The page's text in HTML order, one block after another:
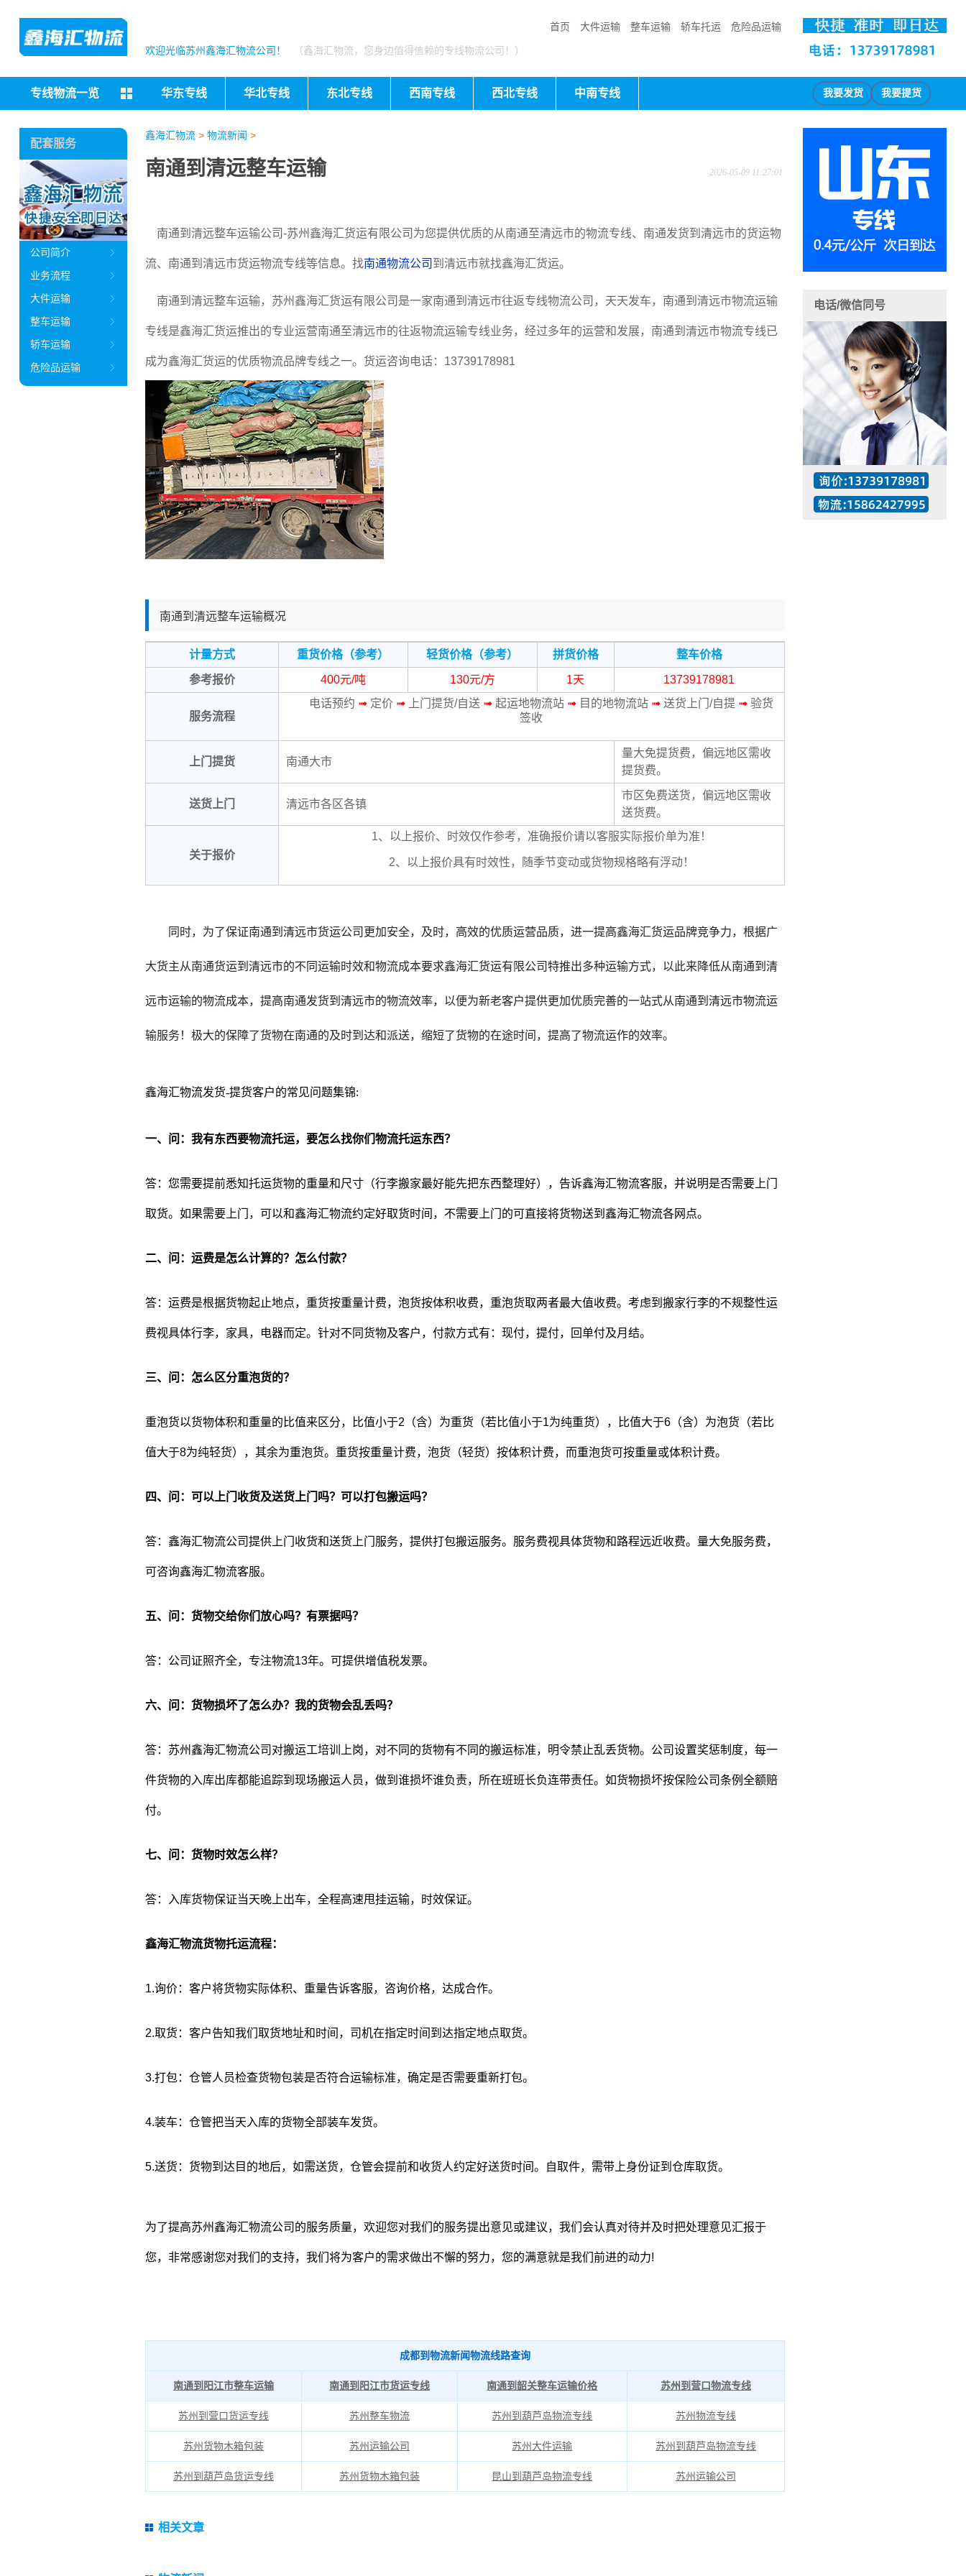
首页 大件运输 整车运输 轿车托运 危险品运输
欢迎光临苏州鑫海汇物流公司！ （鑫海汇物流，您身边值得信赖的专线物流公司！）
专线物流一览 华东专线 华北专线 东北专线 西南专线 西北专线 中南专线 我要发货 我要提货
鑫海汇物流> 物流新闻 >
南通到清远整车运输 2026-05-09 11:27:01
南通到清远整车运输公司-苏州鑫海汇货运有限公司为您提供优质的从南通至清远市的物流专线、南通发货到清远市的货运物
流、南通到清远市货运物流专线等信息。找南通物流公司 到清远市就找鑫海汇货运。
南通到清远整车运输，苏州鑫海汇货运有限公司是一家南通到清远市往返专线物流公司，天天发车，南通到清远市物流运输
专线是鑫海汇货运推出的专业运营南通至清远市的往返物流运输专线业务，经过多年的运营和发展，南通到清远市物流专线已
成为鑫海汇货运的优质物流品牌专线之一。货运咨询电话：13739178981
南通到清远整车运输概况
计量方式 重货价格（参考） 轻货价格（参考） 拼货价格 整车价格
参考报价 400元/吨 130元/方 1天 13739178981
服务流程
电话预约 ➟ 定价 ➟ 上门提货/自送 ➟ 起运地物流站 ➟ 目的地物流站 ➟ 送货上门/自提 ➟ 验货
签收
上门提货 南通大市
量大免提货费，偏远地区需收
提货费。
送货上门 清远市各区各镇
市区免费送货，偏远地区需收
送货费。
关于报价
1、以上报价、时效仅作参考，准确报价请以客服实际报价单为准！
2、以上报价具有时效性，随季节变动或货物规格略有浮动！
同时，为了保证南通到清远市货运公司更加安全，及时，高效的优质运营品质，进一提高鑫海汇货运品牌竞争力，根据广
大货主从南通货运到清远市的不同运输时效和物流成本要求鑫海汇货运有限公司特推出多种运输方式，以此来降低从南通到清
远市运输的物流成本，提高南通发货到清远市的物流效率，以便为新老客户提供更加优质完善的一站式从南通到清远市物流运
输服务！极大的保障了货物在南通的及时到达和派送，缩短了货物的在途时间，提高了物流运作的效率。
鑫海汇物流发货-提货客户的常见问题集锦:
一、问：我有东西要物流托运，要怎么找你们物流托运东西？
答：您需要提前悉知托运货物的重量和尺寸（行李搬家最好能先把东西整理好），告诉鑫海汇物流客服，并说明是否需要上门
取货。如果需要上门，可以和鑫海汇物流约定好取货时间，不需要上门的可直接将货物送到鑫海汇物流各网点。
二、问：运费是怎么计算的？怎么付款？
答：运费是根据货物起止地点，重货按重量计费，泡货按体积收费，重泡货取两者最大值收费。考虑到搬家行李的不规整性运
费视具体行李，家具，电器而定。针对不同货物及客户，付款方式有：现付，提付，回单付及月结。
三、问：怎么区分重泡货的？
重泡货以货物体积和重量的比值来区分，比值小于2（含）为重货（若比值小于1为纯重货），比值大于6（含）为泡货（若比
值大于8为纯轻货），其余为重泡货。重货按重量计费，泡货（轻货）按体积计费，而重泡货可按重量或体积计费。
四、问：可以上门收货及送货上门吗？可以打包搬运吗？
答：鑫海汇物流公司提供上门收货和送货上门服务，提供打包搬运服务。服务费视具体货物和路程远近收费。量大免服务费，
可咨询鑫海汇物流客服。
五、问：货物交给你们放心吗？有票据吗？
答：公司证照齐全，专注物流13年。可提供增值税发票。
六、问：货物损坏了怎么办？我的货物会乱丢吗？
答：苏州鑫海汇物流公司对搬运工培训上岗，对不同的货物有不同的搬运标准，明令禁止乱丢货物。公司设置奖惩制度，每一
件货物的入库出库都能追踪到现场搬运人员，做到谁损坏谁负责，所在班班长负连带责任。如货物损坏按保险公司条例全额赔
付。
七、问：货物时效怎么样？
答：入库货物保证当天晚上出车，全程高速甩挂运输，时效保证。
鑫海汇物流货物托运流程：
1.询价：客户将货物实际体积、重量告诉客服，咨询价格，达成合作。
2.取货：客户告知我们取货地址和时间，司机在指定时间到达指定地点取货。
3.打包：仓管人员检查货物包装是否符合运输标准，确定是否需要重新打包。
4.装车：仓管把当天入库的货物全部装车发货。
5.送货：货物到达目的地后，如需送货，仓管会提前和收货人约定好送货时间。自取件，需带上身份证到仓库取货。
为了提高苏州鑫海汇物流公司的服务质量，欢迎您对我们的服务提出意见或建议，我们会认真对待并及时把处理意见汇报于
您，非常感谢您对我们的支持，我们将为客户的需求做出不懈的努力，您的满意就是我们前进的动力!
成都到物流新闻物流线路查询
南通到阳江市整车运输 南通到阳江市货运专线 南通到韶关整车运输价格 苏州到营口物流专线
苏州到营口货运专线 苏州整车物流 苏州到葫芦岛物流专线 苏州物流专线
苏州货物木箱包装 苏州运输公司 苏州大件运输 苏州到葫芦岛物流专线
苏州到葫芦岛货运专线 苏州货物木箱包装 昆山到葫芦岛物流专线 苏州运输公司
相关文章
配套服务
公司简介
业务流程
大件运输
整车运输
轿车运输
危险品运输
电话/微信同号